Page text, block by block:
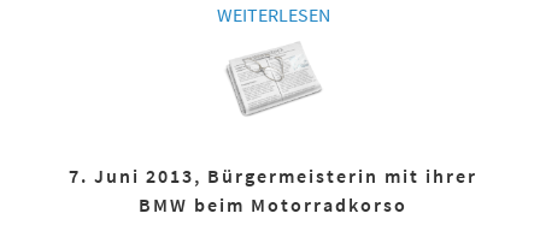
WEITERLESEN
7. Juni 2013, Bürgermeisterin mit ihrer
BMW beim Motorradkorso